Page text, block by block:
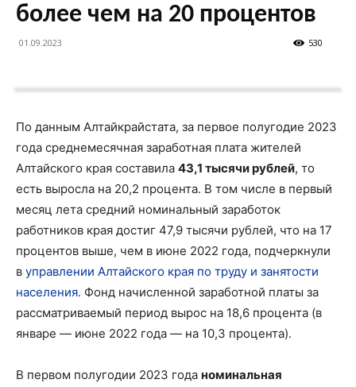
более чем на 20 процентов
01.09.2023 530
По данным Алтайкрайстата, за первое полугодие 2023
года среднемесячная заработная плата жителей
Алтайского края составила 43,1 тысячи рублей, то
есть выросла на 20,2 процента. В том числе в первый
месяц лета средний номинальный заработок
работников края достиг 47,9 тысячи рублей, что на 17
процентов выше, чем в июне 2022 года, подчеркнули
в управлении Алтайского края по труду и занятости
населения. Фонд начисленной заработной платы за
рассматриваемый период вырос на 18,6 процента (в
январе — июне 2022 года — на 10,3 процента).
В первом полугодии 2023 года номинальная